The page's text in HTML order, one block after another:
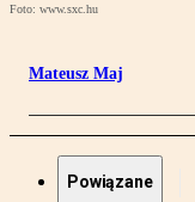
Foto: www.sxc.hu
Mateusz Maj
Powiązane